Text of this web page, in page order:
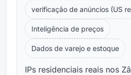
verificação de anúncios (US
Inteligência de preços
Dados de varejo e estoque
IPs residenciais reais nos